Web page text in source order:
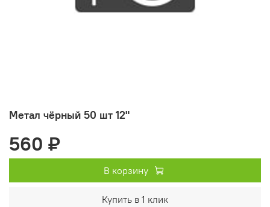
Метал чёрный 50 шт 12"
560 ₽
В корзину
Купить в 1 клик